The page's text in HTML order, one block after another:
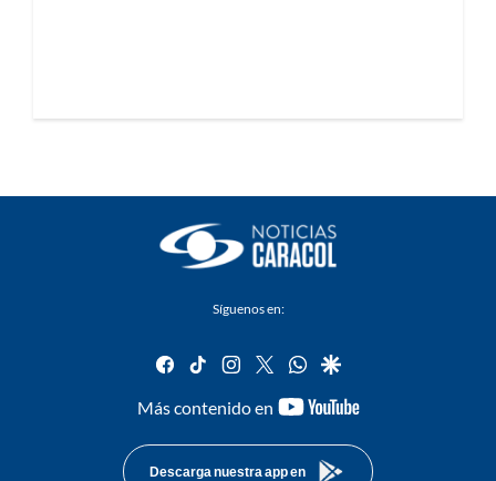
Síguenos en:
facebook
tiktok instagram
twitterwhatsapp
google
Más contenido en
youtube-
Descarga nuestra app en